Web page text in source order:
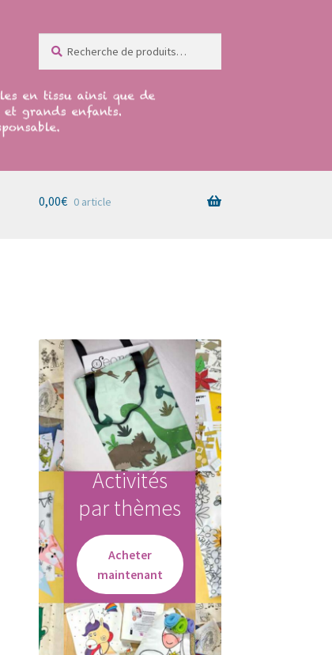
pour :
0,00€ 0 article
Activités
par thèmes
Acheter
maintenant